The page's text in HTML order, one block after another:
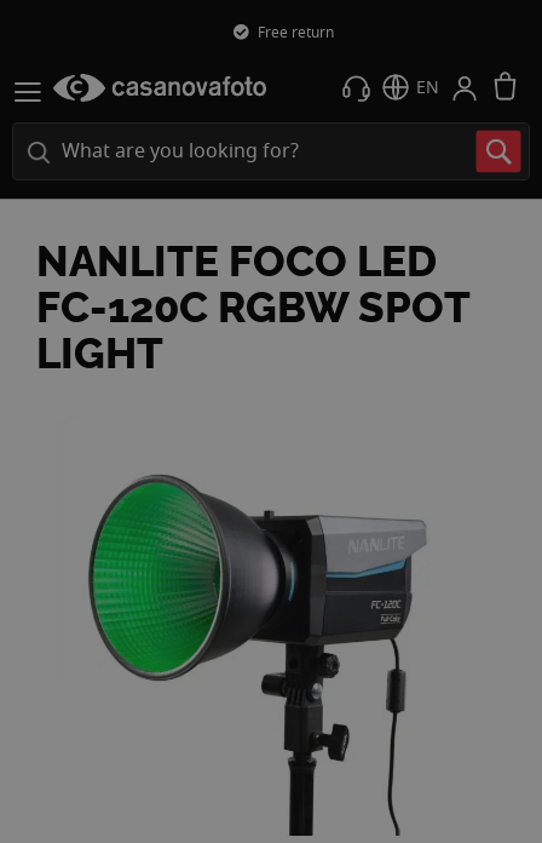
Free return
EN
NANLITE FOCO LED
FC-120C RGBW SPOT
LIGHT
images
gallery